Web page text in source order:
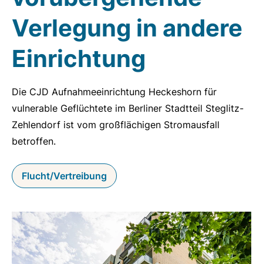
Verlegung in andere
Einrichtung
Die CJD Aufnahmeeinrichtung Heckeshorn für
vulnerable Geflüchtete im Berliner Stadtteil Steglitz-
Zehlendorf ist vom großflächigen Stromausfall
betroffen.
Flucht/Vertreibung